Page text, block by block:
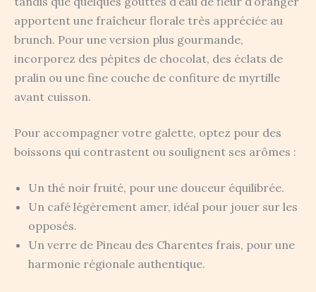
apportent une fraîcheur florale très appréciée au
brunch. Pour une version plus gourmande,
incorporez des pépites de chocolat, des éclats de
pralin ou une fine couche de confiture de myrtille
avant cuisson.
Pour accompagner votre galette, optez pour des
boissons qui contrastent ou soulignent ses arômes :
Un thé noir fruité, pour une douceur équilibrée.
Un café légèrement amer, idéal pour jouer sur les
opposés.
Un verre de Pineau des Charentes frais, pour une
harmonie régionale authentique.